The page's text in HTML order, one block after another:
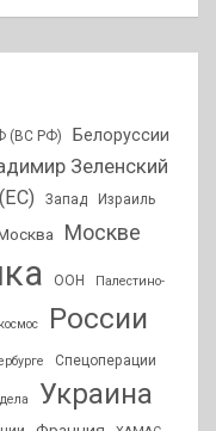
(ВС РФ) Белоруссии
Зеленский
Запад Израиль
Москве
ООН Палестино-
России
Спецоперации
Украина